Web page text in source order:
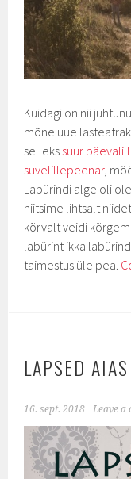
Kuidagi on nii
mõne uue
selleks suur
suvelillepeenar,
Labürindi alge oli
niitsime lihtsalt
kõrvalt veidi
labürint ikka
taimestus üle pea.
LAPSED
16. sept. 2018 Leave a